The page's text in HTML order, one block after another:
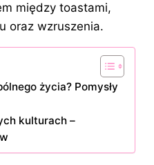
między toastami,
oraz wzruszenia.
życia? Pomysły
kulturach –